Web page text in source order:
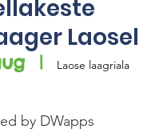
Laosel
  |
Laose laagriala
by DWapps